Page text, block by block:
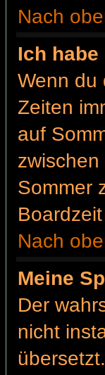
Nach
Ich
Wenn du
Zeiten
auf
Sommer
Nach
Meine
Der
nicht